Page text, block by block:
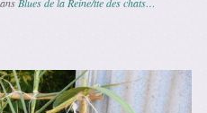
Blues de la Reine/tte des chats…